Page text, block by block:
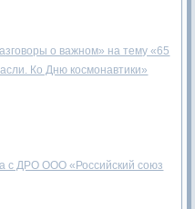
о важном» на тему «65
Ко Дню космонавтики»
с ДРО ООО «Российский союз